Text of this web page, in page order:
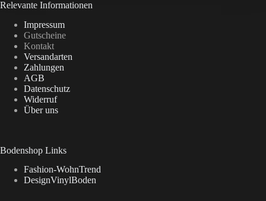
Relevante Informationen
Impressum
Gutscheine
Kontakt
Versandarten
Zahlungen
AGB
Datenschutz
Widerruf
Über uns
Bodenshop Links
Fashion-WohnTrend
DesignVinylBoden